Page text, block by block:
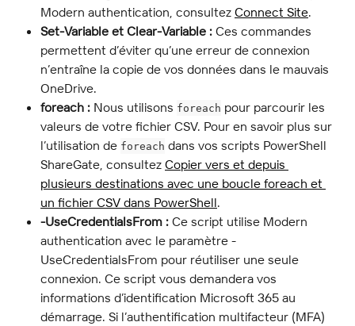
Modern authentication, consultez Connect Site.
Set-Variable et Clear-Variable : Ces commandes
permettent d’éviter qu’une erreur de connexion
n’entraîne la copie de vos données dans le mauvais
OneDrive.
foreach : Nous utilisons foreach pour parcourir les
valeurs de votre fichier CSV. Pour en savoir plus sur
l’utilisation de foreach dans vos scripts PowerShell
ShareGate, consultez Copier vers et depuis
plusieurs destinations avec une boucle foreach et
un fichier CSV dans PowerShell.
-UseCredentialsFrom : Ce script utilise Modern
authentication avec le paramètre -
UseCredentialsFrom pour réutiliser une seule
connexion. Ce script vous demandera vos
informations d’identification Microsoft 365 au
démarrage. Si l’authentification multifacteur (MFA)